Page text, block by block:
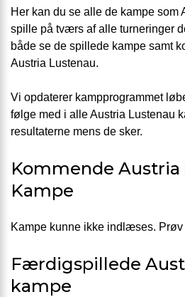
Her kan du se alle de kampe som
spille på tværs af alle turneringer
både se de spillede kampe samt
Austria Lustenau.
Vi opdaterer kampprogrammet
følge med i alle Austria Lustenau
resultaterne mens de sker.
Kommende Austria
Kampe
Kampe kunne ikke indlæses. Prøv
Færdigspillede
kampe